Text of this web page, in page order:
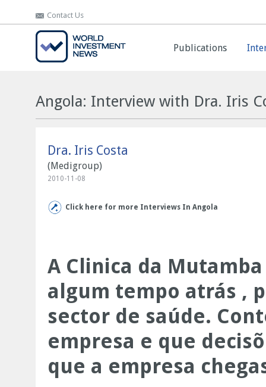
Contact Us
Publications
Contact Us
Publications
Angola: Interview with Dra. Iris
Dra. Iris Costa
(Medigroup)
2010-11-08
Click here for more Interviews In Angola
A Clinica da
algum tempo atrás ,
sector de saúde.
empresa e que
que a empresa